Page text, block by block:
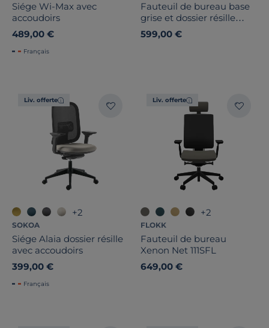
Siége Wi-Max avec
accoudoirs
489,00 €
Français
Fauteuil de bureau base
grise et dossier résille
Light Up 250SL
599,00 €
Liv. offerte
+2
SOKOA
Siége Alaia dossier résille
avec accoudoirs
399,00 €
Français
Liv. offerte
+2
FLOKK
Fauteuil de bureau
Xenon Net 111SFL
649,00 €
Stock
Certifications et labels